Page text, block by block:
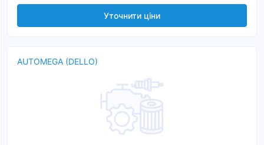
Уточнити ціни
AUTOMEGA (DELLO)